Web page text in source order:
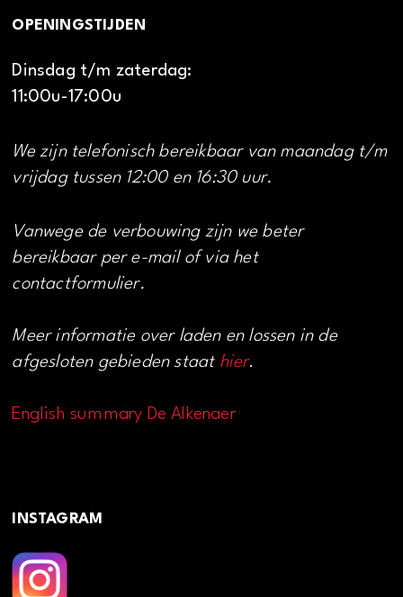
OPENINGSTIJDEN
Dinsdag t/m zaterdag:
11:00u-17:00u
We zijn telefonisch bereikbaar van maandag t/m
vrijdag tussen 12:00 en 16:30 uur.
Vanwege de verbouwing zijn we beter
bereikbaar per e-mail of via het
contactformulier.
Meer informatie over laden en lossen in de
afgesloten gebieden staat hier.
English summary De Alkenaer
INSTAGRAM